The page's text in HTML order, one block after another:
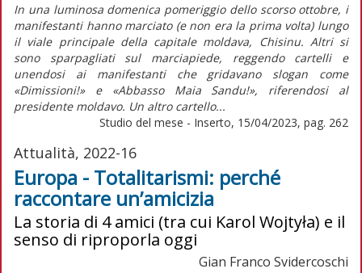
In una luminosa domenica pomeriggio dello scorso ottobre, i
manifestanti hanno marciato (e non era la prima volta) lungo
il viale principale della capitale moldava, Chisinu. Altri si
sono sparpagliati sul marciapiede, reggendo cartelli e
unendosi ai manifestanti che gridavano slogan come
«Dimissioni!» e «Abbasso Maia Sandu!», riferendosi al
presidente moldavo. Un altro cartello...
Studio del mese - Inserto, 15/04/2023, pag. 262
Attualità, 2022-16
Europa - Totalitarismi: perché
raccontare un’amicizia
La storia di 4 amici (tra cui Karol Wojtyła) e il
senso di riproporla oggi
Gian Franco Svidercoschi